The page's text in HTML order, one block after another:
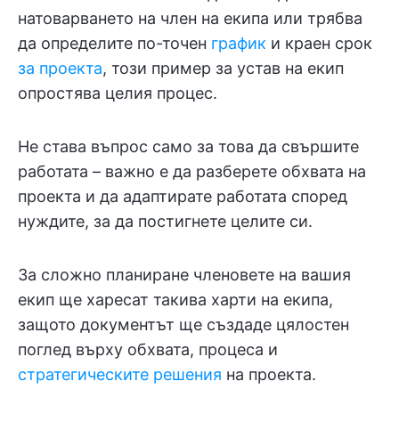
натоварването на член на екипа или трябва
да определите по-точен график и краен срок
за проекта, този пример за устав на екип
опростява целия процес.
Не става въпрос само за това да свършите
работата – важно е да разберете обхвата на
проекта и да адаптирате работата според
нуждите, за да постигнете целите си.
За сложно планиране членовете на вашия
екип ще харесат такива харти на екипа,
защото документът ще създаде цялостен
поглед върху обхвата, процеса и
стратегическите решения на проекта.